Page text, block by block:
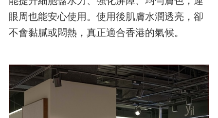
眼周也能安心使用。使用後肌膚水潤透亮，卻
不會黏膩或悶熱，真正適合香港的氣候。